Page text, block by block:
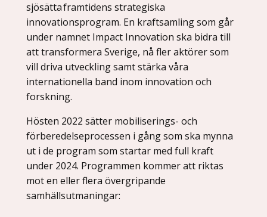
sjösätta framtidens strategiska
innovationsprogram. En kraftsamling som går
under namnet Impact Innovation ska bidra till
att transformera Sverige, nå fler aktörer som
vill driva utveckling samt stärka våra
internationella band inom innovation och
forskning.
Hösten 2022 sätter mobiliserings- och
förberedelseprocessen i gång som ska mynna
ut i de program som startar med full kraft
under 2024. Programmen kommer att riktas
mot en eller flera övergripande
samhällsutmaningar: